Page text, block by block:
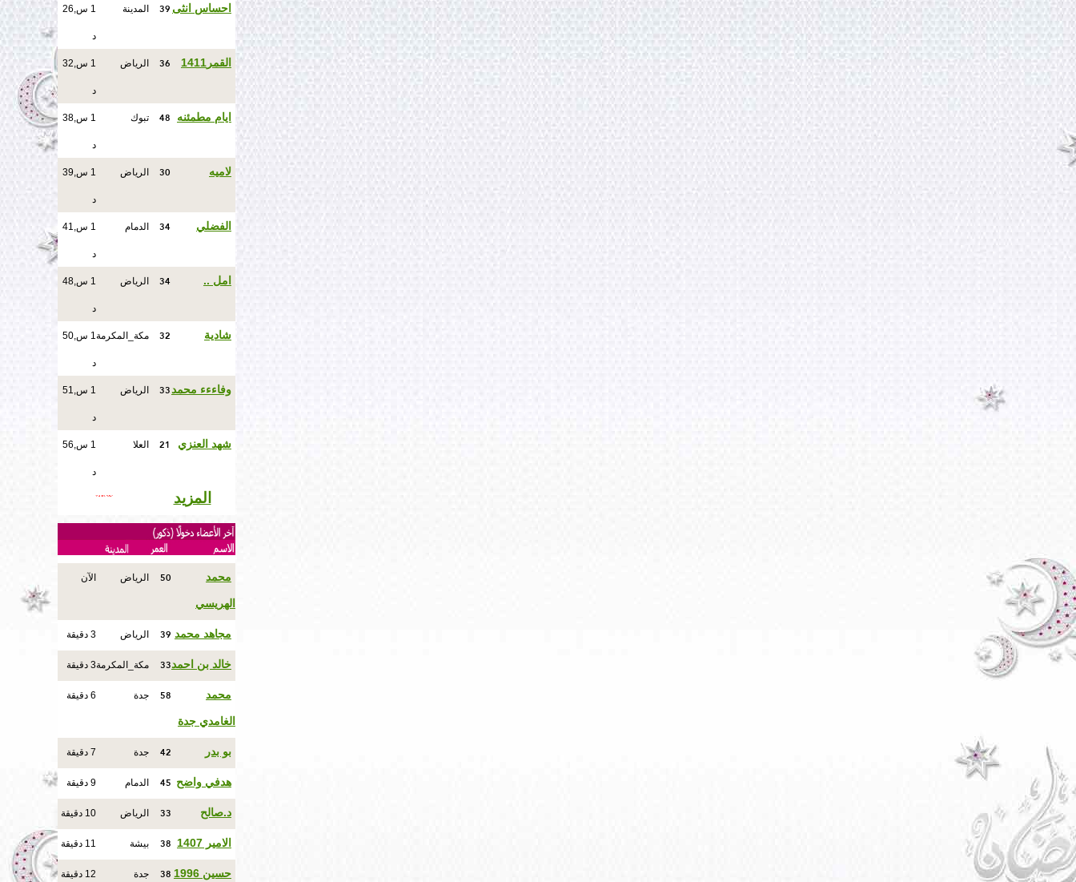
احساس انثى 39 المدينة 1 س,26
د
القمر1411 36 الرياض 1 س,32
د
ايام مطمئنه 48 تبوك 1 س,38
د
لاميه 30 الرياض 1 س,39
د
الفضلي 34 الدمام 1 س,41
د
امل .. 34 الرياض 1 س,48
د
شادية 32 مكة_المكرمة 1 س,50
د
وفاءءء محمد33 الرياض 1 س,51
د
شهد العنزي 21 العلا 1 س,56
د
المزيد
محمد
الهريسي
50 الرياض الآن
مجاهد محمد 39 الرياض 3 دقيقة
خالد بن احمد33 مكة_المكرمة3 دقيقة
محمد
الغامدي جدة
58 جدة 6 دقيقة
بو بدر 42 جدة 7 دقيقة
هدفي واضح 45 الدمام 9 دقيقة
د.صالح 33 الرياض 10 دقيقة
الامير 1407 38 بيشة 11 دقيقة
حسين 1996 38 جدة 12 دقيقة